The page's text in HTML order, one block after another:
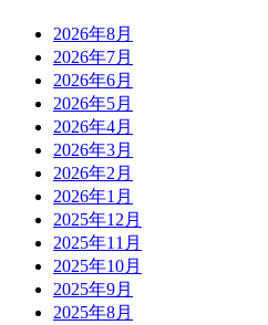
2026年8月
2026年7月
2026年6月
2026年5月
2026年4月
2026年3月
2026年2月
2026年1月
2025年12月
2025年11月
2025年10月
2025年9月
2025年8月